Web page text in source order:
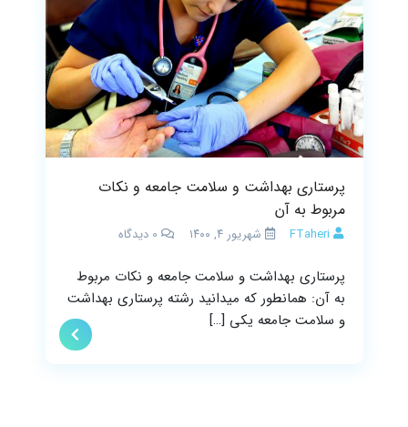
پرستاری بهداشت و سلامت جامعه و نکات
مربوط به آن
FTaheri شهریور ۴, ۱۴۰۰ 0 دیدگاه
پرستاری بهداشت و سلامت جامعه و نکات مربوط
به آن: همانطور که میدانید رشته پرستاری بهداشت
و سلامت جامعه یکی […]